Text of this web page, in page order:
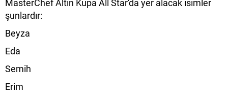
MasterChef Altın Kupa All Star'da yer alacak isimler
şunlardır:
Beyza
Eda
Semih
Erim